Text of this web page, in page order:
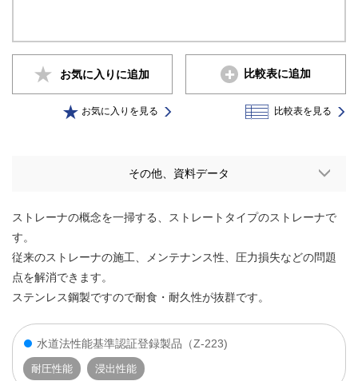
お気に入りに追加 比較表に追加
お気に入りを見る 比較表を見る
その他、資料データ
ストレーナの概念を一掃する、ストレートタイプのストレーナで
す。
従来のストレーナの施工、メンテナンス性、圧力損失などの問題
点を解消できます。
ステンレス鋼製ですので耐食・耐久性が抜群です。
水道法性能基準認証登録製品（Z-223)
耐圧性能 浸出性能